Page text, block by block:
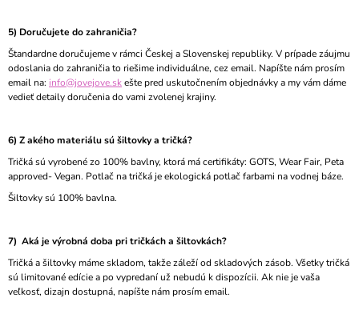
5) Doručujete do zahraničia?
Štandardne doručujeme v rámci Českej a Slovenskej republiky. V prípade záujmu
odoslania do zahraničia to riešime individuálne, cez email. Napíšte nám prosím
email na: info@jovejove.skešte pred uskutočnením objednávky a my vám dáme
vedieť detaily doručenia do vami zvolenej krajiny.
6) Z akého materiálu sú šiltovky a tričká?
Tričká sú vyrobené zo 100% bavlny, ktorá má certifikáty: GOTS, Wear Fair, Peta
approved- Vegan. Potlač na tričká je ekologická potlač farbami na vodnej báze.
Šiltovky sú 100% bavlna.
7) Aká je výrobná doba pri tričkách a šiltovkách?
Tričká a šiltovky máme skladom, takže záleží od skladových zásob. Všetky tričká
sú limitované edície a po vypredaní už nebudú k dispozícii. Ak nie je vaša
veľkosť, dizajn dostupná, napíšte nám prosím email.